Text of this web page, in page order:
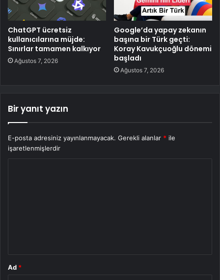
ChatGPT ücretsiz
kullanıcılarına müjde:
Sınırlar tamamen kalkıyor
Ağustos 7, 2026
Google’da yapay zekanın
başına bir Türk geçti:
Koray Kavukçuoğlu dönemi
başladı
Ağustos 7, 2026
Bir yanıt yazın
E-posta adresiniz yayınlanmayacak. Gerekli alanlar * ile
işaretlenmişlerdir
Ad *